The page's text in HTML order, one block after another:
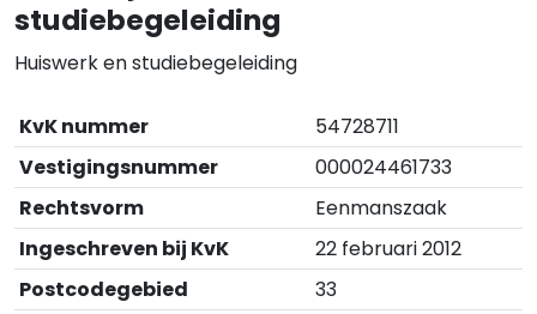
studiebegeleiding
Huiswerk en studiebegeleiding
KvK nummer
54728711
Vestigingsnummer
000024461733
Rechtsvorm
Eenmanszaak
Ingeschreven bij KvK
22 februari 2012
Postcodegebied
33